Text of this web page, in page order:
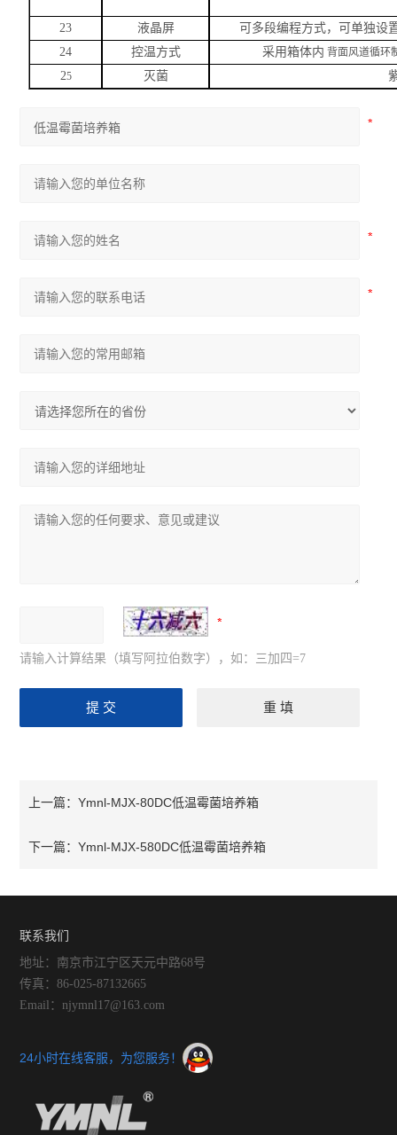
23 液晶屏
可多段编程方式，可单独设
24
控温方式 采用箱体内 背面风道循环
25 灭菌
请输入计算结果（填写阿拉伯数字），如：三加四=7
上一篇：Ymnl-MJX-80DC低温霉菌培养箱
下一篇：Ymnl-MJX-580DC低温霉菌培养箱
联系我们
地址：南京市江宁区天元中路68号
传真：86-025-87132665
Email：njymnl17@163.com
24小时在线客服，为您服务！